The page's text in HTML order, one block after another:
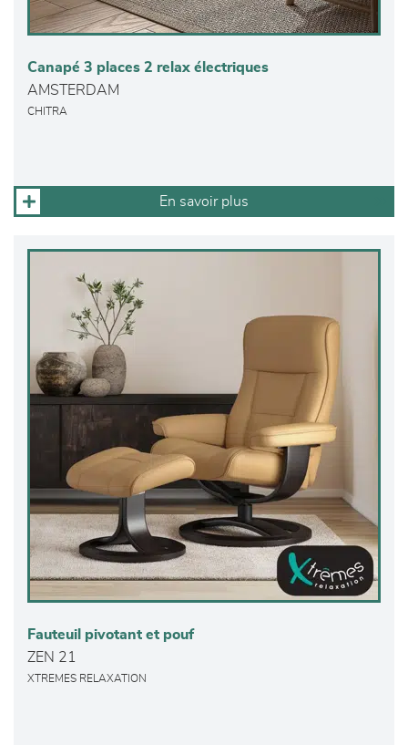
Canapé 3 places 2 relax électriques
AMSTERDAM
CHITRA
En savoir plus
Fauteuil pivotant et pouf
ZEN 21
XTREMES RELAXATION